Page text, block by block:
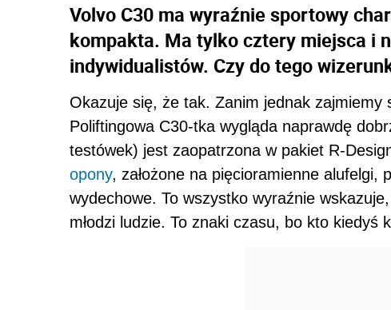
Volvo C30 ma wyraźnie sportowy
kompakta. Ma tylko cztery miejsca i
indywidualistów. Czy do tego
Okazuje się, że tak. Zanim jednak
Poliftingowa C30-tka wygląda naprawdę
testówek) jest zaopatrzona w pakiet R-
opony, założone na pięcioramienne alufelgi,
wydechowe. To wszystko wyraźnie
młodzi ludzie. To znaki czasu, bo kto kiedyś